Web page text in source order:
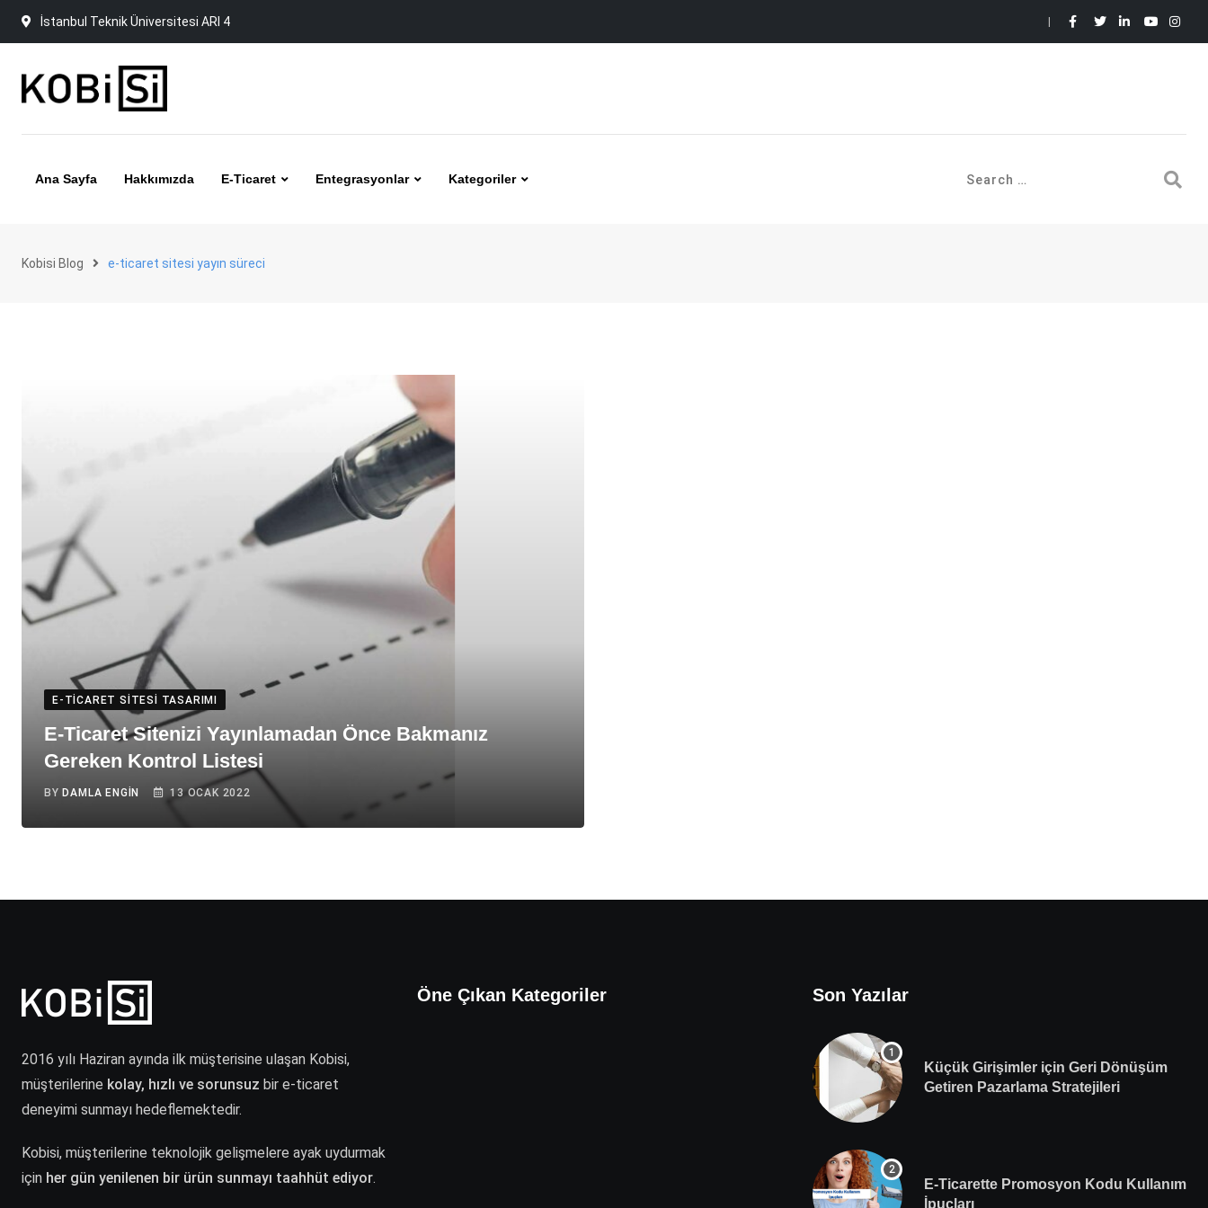
Skip
İstanbul Teknik Üniversitesi ARI 4
Ana Sayfa Hakkımızda E-Ticaret Entegrasyonlar Kategoriler
Kobisi Blog e-ticaret sitesi yayın süreci
E-TICARET SITESI TASARIMI
E-Ticaret Sitenizi Yayınlamadan Önce Bakmanız
Gereken Kontrol Listesi
BY DAMLA ENGIN 13 OCAK 2022
2016 yılı Haziran ayında ilk müşterisine ulaşan Kobisi,
müşterilerine kolay, hızlı ve sorunsuz bir e-ticaret
deneyimi sunmayı hedeflemektedir.
Kobisi, müşterilerine teknolojik gelişmelere ayak uydurmak
için her gün yenilenen bir ürün sunmayı taahhüt ediyor.
Öne Çıkan Kategoriler Son Yazılar
Küçük Girişimler için Geri Dönüşüm
Getiren Pazarlama Stratejileri
E-Ticarette Promosyon Kodu Kullanım
İpuçları